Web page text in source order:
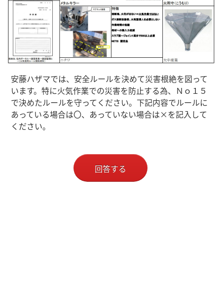
安藤ハザマでは、安全ルールを決めて災害根絶を図って
います。特に火気作業での災害を防止する為、Ｎｏ１５
で決めたルールを守ってください。下記内容でルールに
あっている場合は〇、あっていない場合は×を記入して
ください。
回答する